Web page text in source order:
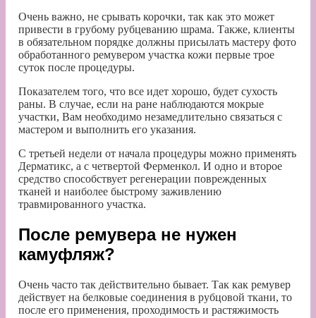
Очень важно, не срывать корочки, так как это может
привести в грубому рубцеванию шрама. Также, клиенты
в обязательном порядке должны присылать мастеру фото
обработанного ремувером участка кожи первые трое
суток после процедуры.
Показателем того, что все идет хорошо, будет сухость
раны. В случае, если на ране наблюдаются мокрые
участки, Вам необходимо незамедлительно связаться с
мастером и выполнить его указания.
С третьей недели от начала процедуры можно применять
Дерматикс, а с четвертой Ферменкол. И одно и второе
средство способствует регенерации поврежденных
тканей и наиболее быстрому заживлению
травмированного участка.
После ремувера не нужен
камуфляж?
Очень часто так действительно бывает. Так как ремувер
действует на белковые соединения в рубцовой ткани, то
после его применения, проходимость и растяжимость